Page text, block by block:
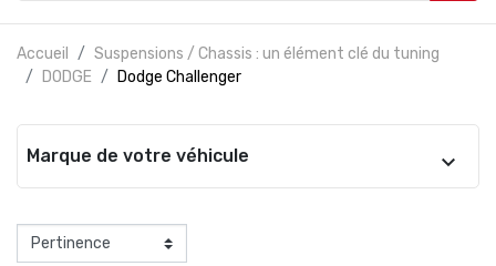
Accueil
Suspensions / Chassis : un élément clé du tuning
DODGE
Dodge Challenger
Marque de votre véhicule